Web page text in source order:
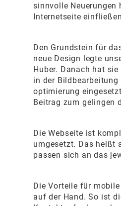
sinnvolle Neuerungen
Internetseite
Den Grundstein für
neue Design legte
Huber. Danach hat
in der
optimierung
Beitrag zum gelingen
Die Webseite ist
umgesetzt. Das heißt
passen sich an das
Die Vorteile für
auf der Hand. So ist